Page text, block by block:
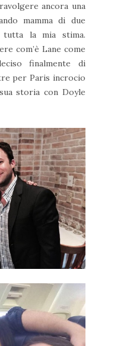
ancora una
mamma di due
tutta la mia stima.
com’è Lane come
finalmente di
per Paris incrocio
storia con Doyle